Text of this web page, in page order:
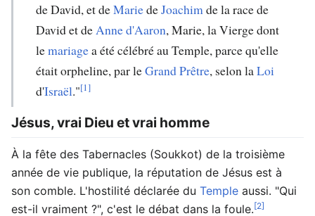
de David, et deMariedeJoachimde la race de
David et deAnne d'Aaron, Marie, la Vierge dont
lemariagea été célébré au Temple, parce qu'elle
était orpheline, par leGrand Prêtre, selon laLoi
d'Israël."[1]
Jésus, vrai Dieu et vrai homme
À la fête des Tabernacles (Soukkot) de la troisième
année de vie publique, la réputation de Jésus est à
son comble. L'hostilité déclarée du Temple aussi. "Qui
est-il vraiment ?", c'est le débat dans la foule.[2]